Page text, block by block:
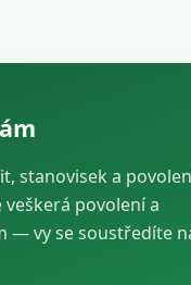
stanovisek a
povolení a
— vy se soustředíte